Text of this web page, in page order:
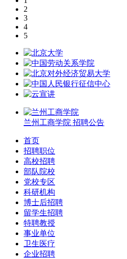
2
3
4
5
兰州工商学院 招聘公告
首页
招聘职位
高校招聘
部队院校
党校专区
科研机构
博士后招聘
留学生招聘
特聘教授
事业单位
卫生医疗
企业招聘